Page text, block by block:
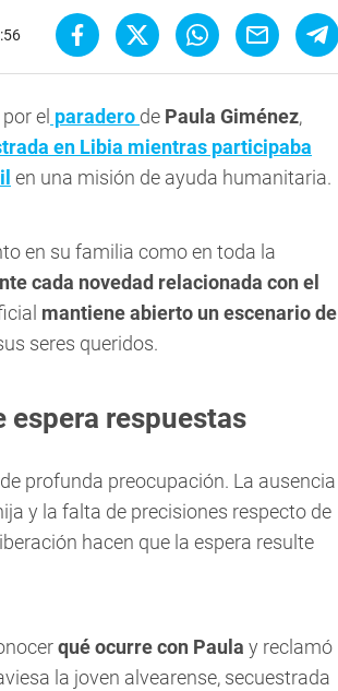
el paradero de Paula Giménez,
en Libia mientras participaba
en una misión de ayuda humanitaria.
en su familia como en toda la
cada novedad relacionada con el
mantiene abierto un escenario de
seres queridos.
espera respuestas
profunda preocupación. La ausencia
y la falta de precisiones respecto de
hacen que la espera resulte
qué ocurre con Paula y reclamó
la joven alvearense, secuestrada